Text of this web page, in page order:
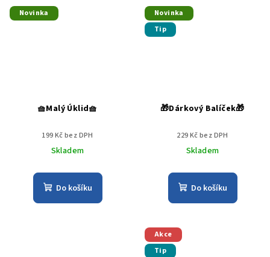
Novinka
🧺Malý Úklid🧺
199 Kč bez DPH
Skladem
Do košíku
Novinka
Tip
🎁Dárkový Balíček🎁
229 Kč bez DPH
Skladem
Do košíku
Akce
Tip